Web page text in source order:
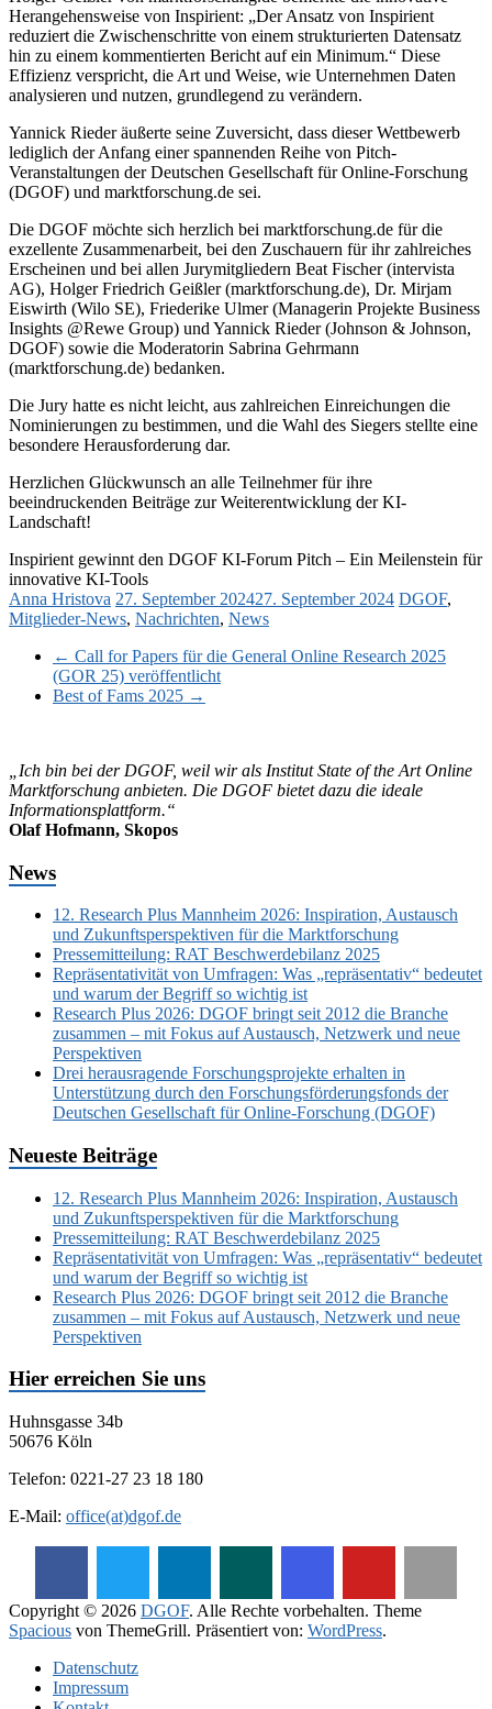
Herangehensweise von Inspirient: „Der Ansatz von Inspirient
reduziert die Zwischenschritte von einem strukturierten Datensatz
hin zu einem kommentierten Bericht auf ein Minimum.“ Diese
Effizienz verspricht, die Art und Weise, wie Unternehmen Daten
analysieren und nutzen, grundlegend zu verändern.
Yannick Rieder äußerte seine Zuversicht, dass dieser Wettbewerb
lediglich der Anfang einer spannenden Reihe von Pitch-
Veranstaltungen der Deutschen Gesellschaft für Online-Forschung
(DGOF) und marktforschung.de sei.
Die DGOF möchte sich herzlich bei marktforschung.de für die
exzellente Zusammenarbeit, bei den Zuschauern für ihr zahlreiches
Erscheinen und bei allen Jurymitgliedern Beat Fischer (intervista
AG), Holger Friedrich Geißler (marktforschung.de), Dr. Mirjam
Eiswirth (Wilo SE), Friederike Ulmer (Managerin Projekte Business
Insights @Rewe Group) und Yannick Rieder (Johnson & Johnson,
DGOF) sowie die Moderatorin Sabrina Gehrmann
(marktforschung.de) bedanken.
Die Jury hatte es nicht leicht, aus zahlreichen Einreichungen die
Nominierungen zu bestimmen, und die Wahl des Siegers stellte eine
besondere Herausforderung dar.
Herzlichen Glückwunsch an alle Teilnehmer für ihre
beeindruckenden Beiträge zur Weiterentwicklung der KI-
Landschaft!
Inspirient gewinnt den DGOF KI-Forum Pitch – Ein Meilenstein für
innovative KI-Tools
Anna Hristova 27. September 202427. September 2024 DGOF,
Mitglieder-News, Nachrichten, News
← Call for Papers für die General Online Research 2025
(GOR 25) veröffentlicht
Best of Fams 2025 →
„Ich bin bei der DGOF, weil wir als Institut State of the Art Online
Marktforschung anbieten. Die DGOF bietet dazu die ideale
Informationsplattform.“
Olaf Hofmann, Skopos
News
12. Research Plus Mannheim 2026: Inspiration, Austausch
und Zukunftsperspektiven für die Marktforschung
Pressemitteilung: RAT Beschwerdebilanz 2025
Repräsentativität von Umfragen: Was „repräsentativ“ bedeutet
und warum der Begriff so wichtig ist
Research Plus 2026: DGOF bringt seit 2012 die Branche
zusammen – mit Fokus auf Austausch, Netzwerk und neue
Perspektiven
Drei herausragende Forschungsprojekte erhalten in
Unterstützung durch den Forschungsförderungsfonds der
Deutschen Gesellschaft für Online-Forschung (DGOF)
Neueste Beiträge
12. Research Plus Mannheim 2026: Inspiration, Austausch
und Zukunftsperspektiven für die Marktforschung
Pressemitteilung: RAT Beschwerdebilanz 2025
Repräsentativität von Umfragen: Was „repräsentativ“ bedeutet
und warum der Begriff so wichtig ist
Research Plus 2026: DGOF bringt seit 2012 die Branche
zusammen – mit Fokus auf Austausch, Netzwerk und neue
Perspektiven
Hier erreichen Sie uns
Huhnsgasse 34b
50676 Köln
Telefon: 0221-27 23 18 180
E-Mail: office(at)dgof.de
Copyright © 2026 DGOF. Alle Rechte vorbehalten. Theme
Spacious von ThemeGrill. Präsentiert von: WordPress.
Daten­schutz­
Impressum